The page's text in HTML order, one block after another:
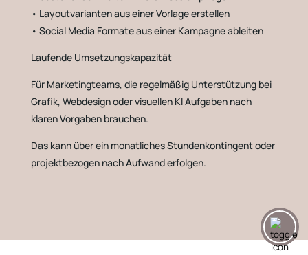
• Layoutvarianten aus einer Vorlage erstellen
• Social Media Formate aus einer Kampagne ableiten
Laufende Umsetzungskapazität
Für Marketingteams, die regelmäßig Unterstützung bei
Grafik, Webdesign oder visuellen KI Aufgaben nach
klaren Vorgaben brauchen.
Das kann über ein monatliches Stundenkontingent oder
projektbezogen nach Aufwand erfolgen.